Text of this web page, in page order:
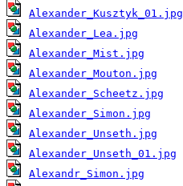
Alexander_Kusztyk_01.jpg
Alexander_Lea.jpg
Alexander_Mist.jpg
Alexander_Mouton.jpg
Alexander_Scheetz.jpg
Alexander_Simon.jpg
Alexander_Unseth.jpg
Alexander_Unseth_01.jpg
Alexandr_Simon.jpg